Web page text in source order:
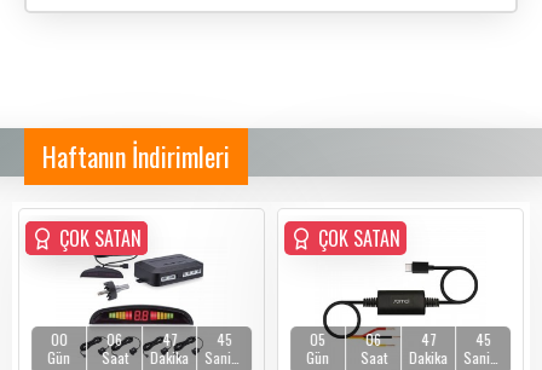
Haftanın İndirimleri
ÇOK SATAN
ÇOK SATAN
00
Gün
06
Saat
47
Dakika
45
ÇOK SATAN
05
Gün
06
Saat
47
Dakika
45